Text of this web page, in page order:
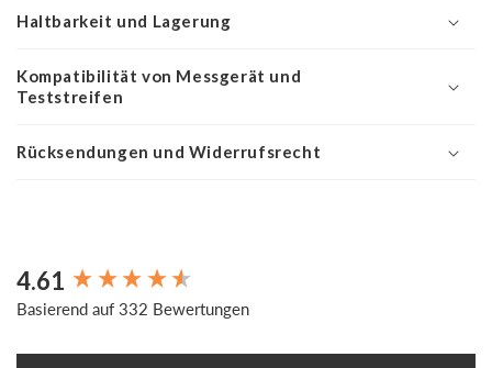
Haltbarkeit und Lagerung
Kompatibilität von Messgerät und
Teststreifen
Rücksendungen und Widerrufsrecht
4.61
Basierend auf 332 Bewertungen
New content loaded